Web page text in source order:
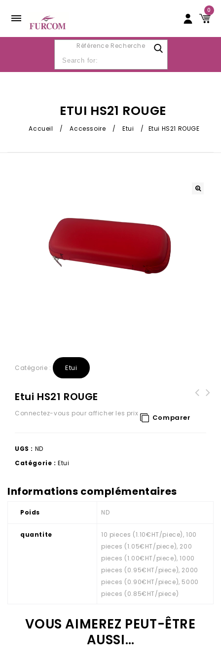
0
Référence Recherche
ETUI HS21 ROUGE
Accueil / Accessoire / Etui / Etui HS21 ROUGE
Catégorie : Etui
Etui HS21 ROUGE
Connectez-vous pour afficher les prix Comparer
UGS : ND
Catégorie :Etui
Informations complémentaires
Poids ND
quantite
10 pieces (1.10€HT/piece), 100
pieces (1.05€HT/piece), 200
pieces (1.00€HT/piece), 1000
pieces (0.95€HT/piece), 2000
pieces (0.90€HT/piece), 5000
pieces (0.85€HT/piece)
VOUS AIMEREZ PEUT-ÊTRE
AUSSI…